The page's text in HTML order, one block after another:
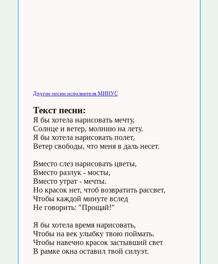
Другие песни исполнителя МИНУС
Текст песни:
Я бы хотела нарисовать мечту,
Солнце и ветер, молнию на лету.
Я бы хотела нарисовать полет,
Ветер свободы, что меня в даль несет.
Вместо слез нарисовать цветы,
Вместо разлук - мосты,
Вместо утрат - мечты.
Но красок нет, чтоб возвратить рассвет,
Чтобы каждой минуте вслед
Не говорить: "Прощай!"
Я бы хотела время нарисовать,
Чтобы на век улыбку твою поймать.
Чтобы навечно красок застывший свет
В рамке окна оставил твой силуэт.